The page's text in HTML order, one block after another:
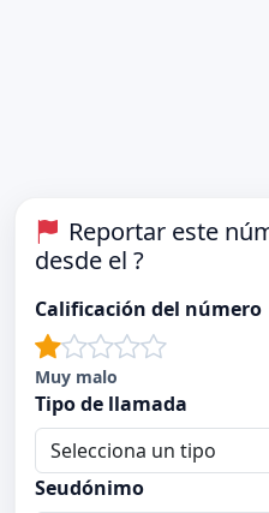
Reportar este
desde el ?
Calificación del número
Muy malo
Tipo de llamada
Seudónimo